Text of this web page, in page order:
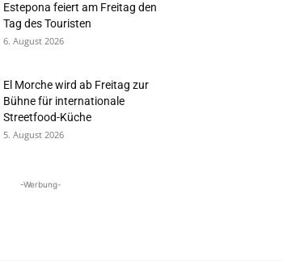
Estepona feiert am Freitag den
Tag des Touristen
6. August 2026
El Morche wird ab Freitag zur
Bühne für internationale
Streetfood-Küche
5. August 2026
-Werbung-